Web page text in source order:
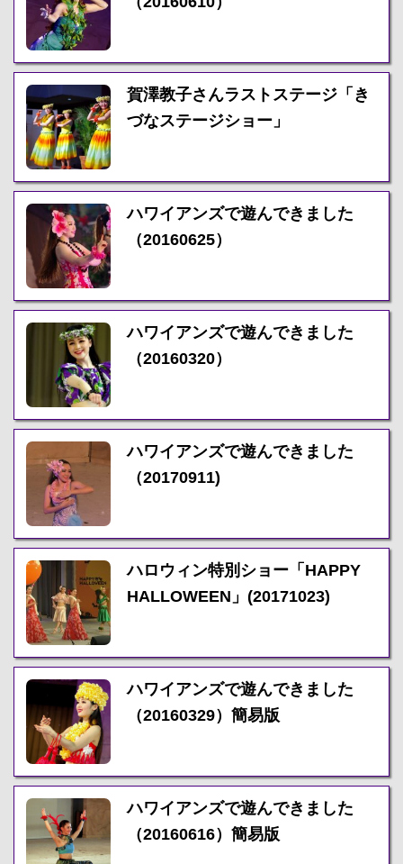
賀澤教子さんラストステージ「き
づなステージショー」
ハワイアンズで遊んできました
（20160625）
ハワイアンズで遊んできました
（20160320）
ハワイアンズで遊んできました
（20170911)
ハロウィン特別ショー「HAPPY
HALLOWEEN」(20171023)
ハワイアンズで遊んできました
（20160329）簡易版
ハワイアンズで遊んできました
（20160616）簡易版